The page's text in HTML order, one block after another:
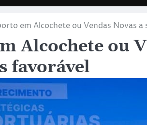
em Alcochete ou Vendas Novas a
Alcochete ou
favorável